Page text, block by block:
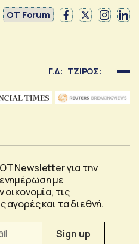
OT Forum
Γ.Δ: ΤΖΙΡΟΣ:
Newsletter για την
με
οικονομία, τις
αγορές και τα διεθνή.